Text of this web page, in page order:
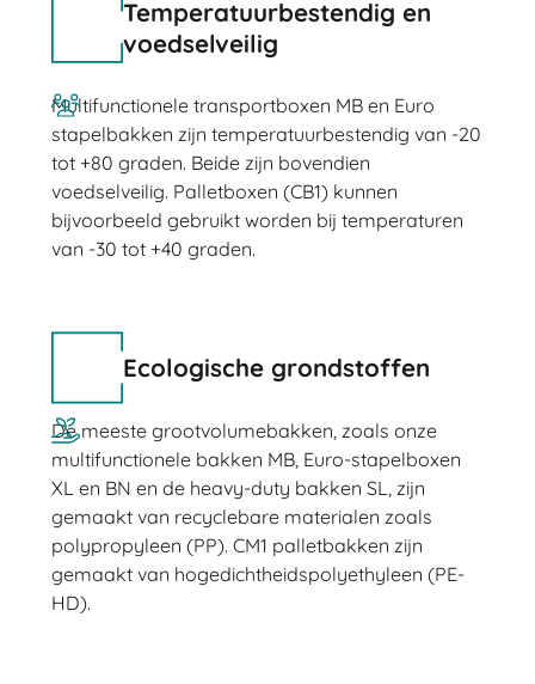
Temperatuurbestendig en
voedselveilig
Multifunctionele transportboxen MB en Euro
stapelbakken zijn temperatuurbestendig van -20
tot +80 graden. Beide zijn bovendien
voedselveilig. Palletboxen (CB1) kunnen
bijvoorbeeld gebruikt worden bij temperaturen
van -30 tot +40 graden.
Ecologische grondstoffen
De meeste grootvolumebakken, zoals onze
multifunctionele bakken MB, Euro-stapelboxen
XL en BN en de heavy-duty bakken SL, zijn
gemaakt van recyclebare materialen zoals
polypropyleen (PP). CM1 palletbakken zijn
gemaakt van hogedichtheidspolyethyleen (PE-
HD).